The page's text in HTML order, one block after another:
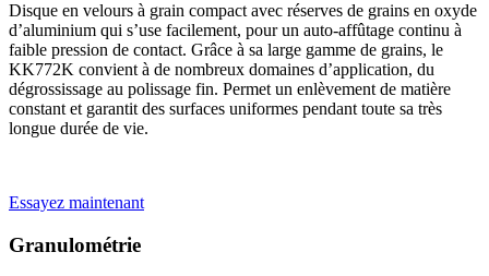
Disque en velours à grain compact avec réserves de grains en oxyde
d’aluminium qui s’use facilement, pour un auto-affûtage continu à
faible pression de contact. Grâce à sa large gamme de grains, le
KK772K convient à de nombreux domaines d’application, du
dégrossissage au polissage fin. Permet un enlèvement de matière
constant et garantit des surfaces uniformes pendant toute sa très
longue durée de vie.
Essayez maintenant
Granulométrie